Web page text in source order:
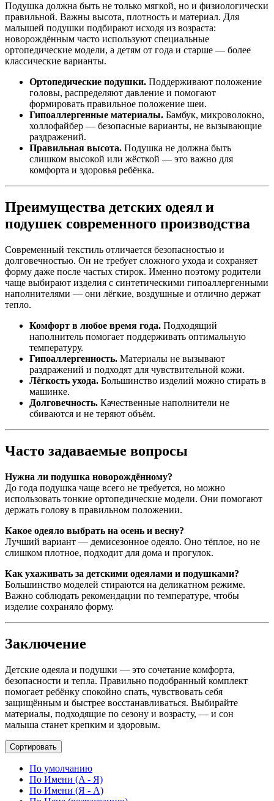
Подушка должна быть не только мягкой, но и физиологически
правильной. Важны высота, плотность и материал. Для
малышей подушки подбирают исходя из возраста:
новорождённым часто используют специальные
ортопедические модели, а детям от года и старше — более
классические варианты.
Ортопедические подушки. Поддерживают положение
головы, распределяют давление и помогают
формировать правильное положение шеи.
Гипоаллергенные материалы. Бамбук, микроволокно,
холлофайбер — безопасные варианты, не вызывающие
раздражений.
Правильная высота. Подушка не должна быть
слишком высокой или жёсткой — это важно для
комфорта и здоровья ребёнка.
Преимущества детских одеял и
подушек современного производства
Современный текстиль отличается безопасностью и
долговечностью. Он не требует сложного ухода и сохраняет
форму даже после частых стирок. Именно поэтому родители
чаще выбирают изделия с синтетическими гипоаллергенными
наполнителями — они лёгкие, воздушные и отлично держат
тепло.
Комфорт в любое время года. Подходящий
наполнитель помогает поддерживать оптимальную
температуру.
Гипоаллергенность. Материалы не вызывают
раздражений и подходят для чувствительной кожи.
Лёгкость ухода. Большинство изделий можно стирать в
машинке.
Долговечность. Качественные наполнители не
сбиваются и не теряют объём.
Часто задаваемые вопросы
Нужна ли подушка новорождённому?
До года подушка чаще всего не требуется, но можно
использовать тонкие ортопедические модели. Они помогают
держать голову в правильном положении.
Какое одеяло выбрать на осень и весну?
Лучший вариант — демисезонное одеяло. Оно тёплое, но не
слишком плотное, подходит для дома и прогулок.
Как ухаживать за детскими одеялами и подушками?
Большинство моделей стираются на деликатном режиме.
Важно соблюдать рекомендации по температуре, чтобы
изделие сохраняло форму.
Заключение
Детские одеяла и подушки — это сочетание комфорта,
безопасности и тепла. Правильно подобранный комплект
помогает ребёнку спокойно спать, чувствовать себя
защищённым и быстрее восстанавливаться. Выбирайте
материалы, подходящие по сезону и возрасту, — и сон
малыша станет крепким и здоровым.
Сортировать
По умолчанию
По Имени (A - Я)
По Имени (Я - A)